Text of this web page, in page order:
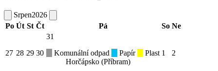
Srpen2026
Po Út St Čt Pá So Ne
27 28 29 30
31
Komunální odpad
Papír
Plast
Horčápsko (Příbram)
1 2